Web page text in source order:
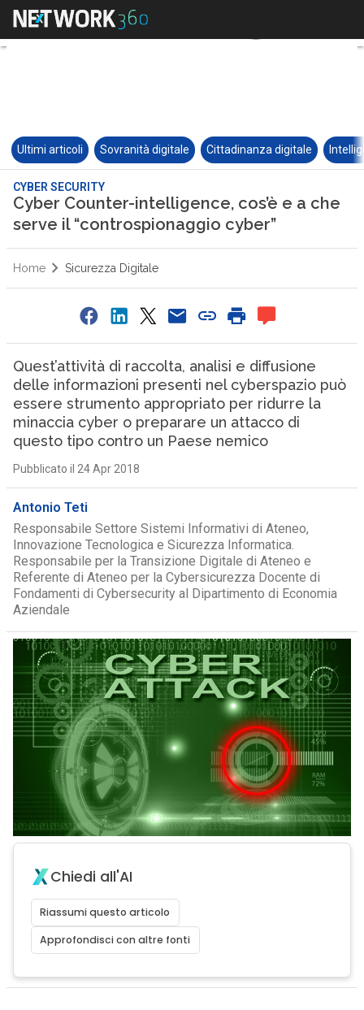
Ultimi articoli Sovranità digitale Cittadinanza digitale
CYBER SECURITY
Cyber Counter-intelligence, cos’è e a che
serve il “controspionaggio cyber”
Home Sicurezza Digitale
Quest’attività di raccolta, analisi e diffusione
delle informazioni presenti nel cyberspazio può
essere strumento appropriato per ridurre la
minaccia cyber o preparare un attacco di
questo tipo contro un Paese nemico
Pubblicato il 24 Apr 2018
Antonio Teti
Responsabile Settore Sistemi Informativi di Ateneo,
Innovazione Tecnologica e Sicurezza Informatica.
Responsabile per la Transizione Digitale di Ateneo e
Referente di Ateneo per la Cybersicurezza Docente di
Fondamenti di Cybersecurity al Dipartimento di Economia
Aziendale
Chiedi all'AI
Riassumi questo articolo
Approfondisci con altre fonti